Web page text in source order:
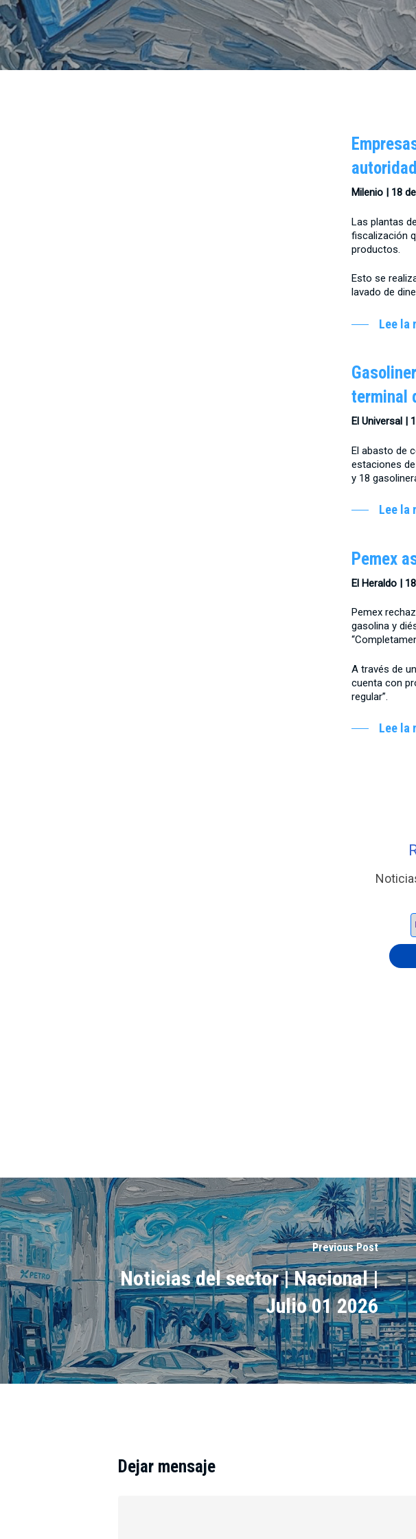
Milenio | 18
Las plantas
fiscalización
productos.
Esto se
lavado de
Lee la
terminal
El Universal |
El abasto de
estaciones
y 18
Lee la
Pemex
El Heraldo |
Pemex
gasolina y
A través de
cuenta con
regular”.
Lee la
Previous Post
Noticias del sector | Nacional |
Julio 01 2026
Dejar mensaje